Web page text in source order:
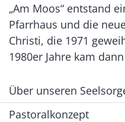
„Am Moos“ entstand
Pfarrhaus und die
Christi, die 1971
1980er Jahre kam
Über unseren
Pastoralkonzept